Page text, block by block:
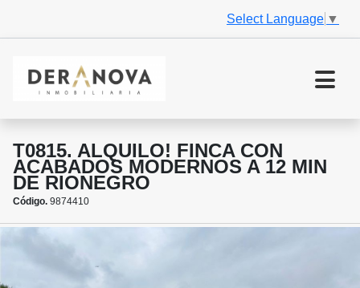
Select Language ▼
T0815. ALQUILO! FINCA CON
ACABADOS MODERNOS A 12 MIN
DE RIONEGRO
Código. 9874410